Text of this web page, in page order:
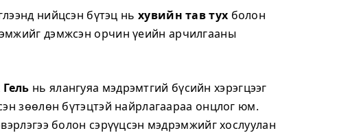
нийцсэн бүтэц нь хувийн тав тух болон
дэмжсэн орчин үеийн арчилгааны
нь ялангуяа мэдрэмтгий бүсийн хэрэгцээг
зөөлөн бүтэцтэй найрлагаараа онцлог юм.
болон сэрүүцсэн мэдрэмжийг хослуулан